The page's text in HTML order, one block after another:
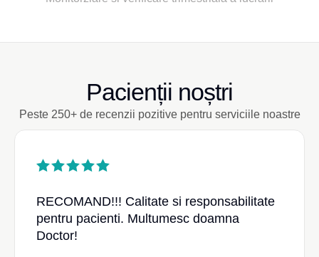
Pacienții noștri
Peste 250+ de recenzii pozitive pentru serviciile noastre
RECOMAND!!! Calitate si responsabilitate
pentru pacienti. Multumesc doamna
Doctor!